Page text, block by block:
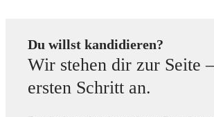
Du willst kandidieren?
Wir stehen dir zur Seite
ersten Schritt an.